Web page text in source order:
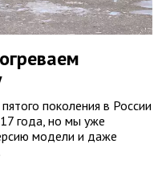
поколения в России
года, но мы уже
модели и даже